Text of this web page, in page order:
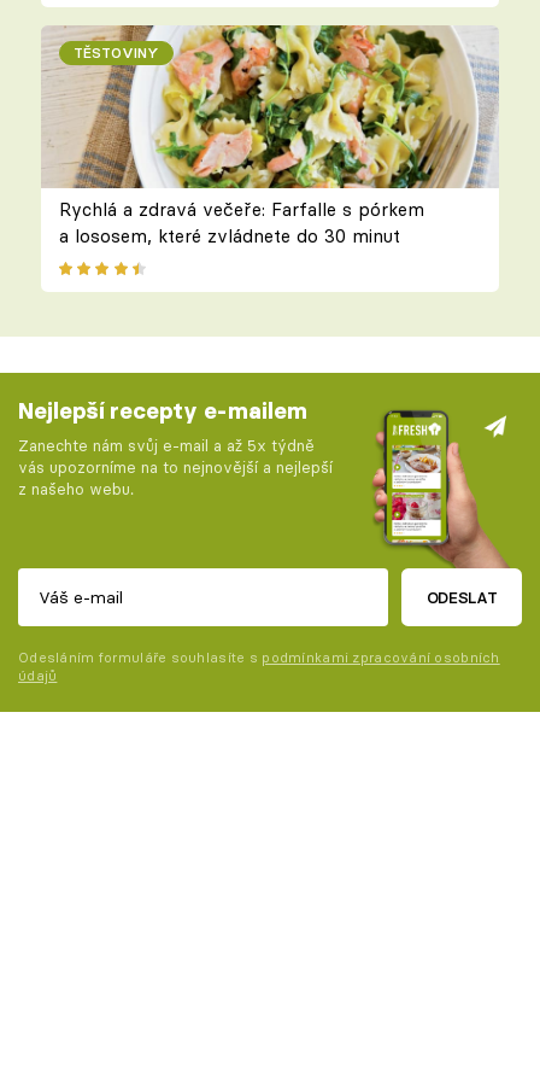
TĚSTOVINY
Rychlá a zdravá večeře: Farfalle s pórkem
a lososem, které zvládnete do 30 minut
Nejlepší recepty e-mailem
Zanechte nám svůj e-mail a až 5x týdně
vás upozorníme na to nejnovější a nejlepší
z našeho webu.
ODESLAT
Odesláním formuláře souhlasíte s podmínkami zpracování osobních
údajů